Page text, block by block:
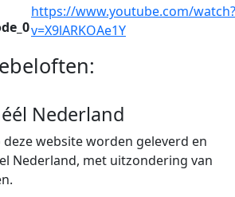
https://www.youtube.com/watch?
v=X9lARKOAe1Y
Nederland
website worden geleverd en
Nederland, met uitzondering van